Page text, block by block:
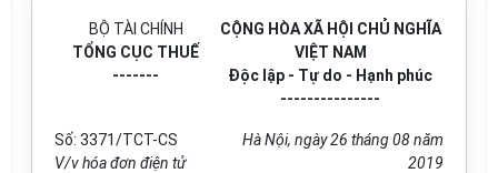
BỘ TÀI CHÍNH
TỔNG CỤC THUẾ
-------
CỘNG HÒA XÃ HỘI CHỦ NGHĨA
VIỆT NAM
Độc lập - Tự do - Hạnh phúc
---------------
Số: 3371/TCT-CS
V/v hóa đơn điện tử
Hà Nội, ngày26 tháng08năm
2019